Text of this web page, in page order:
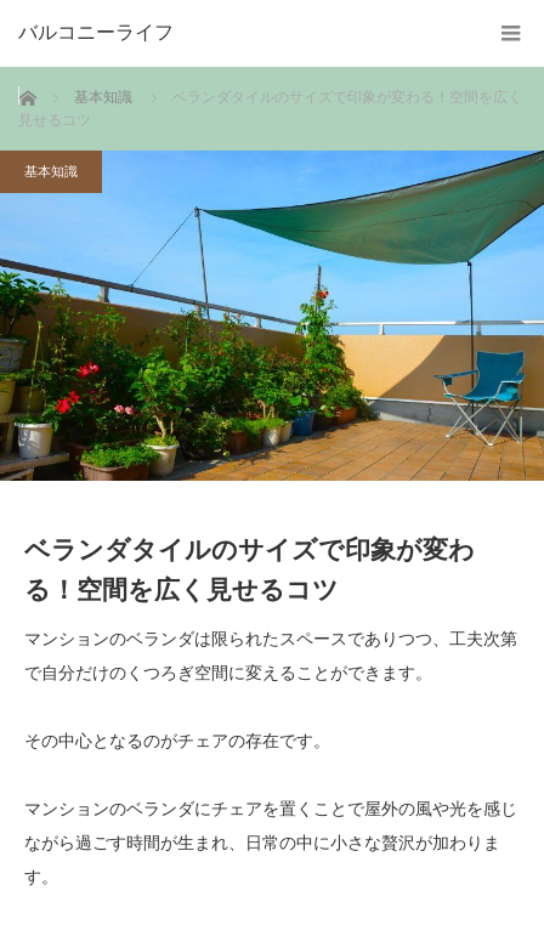
バルコニーライフ
ホーム 基本知識
ベランダタイルのサイズで印象が変わる！空間を広く
見せるコツ
基本知識
ベランダタイルのサイズで印象が変わ
る！空間を広く見せるコツ
マンションのベランダは限られたスペースでありつつ、工夫次第
で自分だけのくつろぎ空間に変えることができます。
その中心となるのがチェアの存在です。
マンションのベランダにチェアを置くことで屋外の風や光を感じ
ながら過ごす時間が生まれ、日常の中に小さな贅沢が加わりま
す。